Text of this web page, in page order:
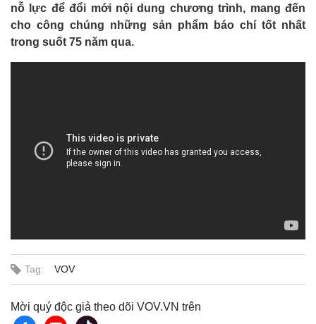
nỗ lực để đổi mới nội dung chương trình, mang đến
cho công chúng những sản phẩm báo chí tốt nhất
trong suốt 75 năm qua.
VTC1
Tag: VOV
Mời quý độc giả theo dõi VOV.VN trên